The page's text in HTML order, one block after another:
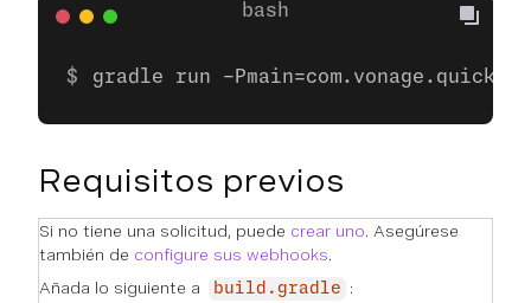
gradle run -
Requisitos previos
Si no tiene una solicitud, puede crear uno. Asegúrese
también de configure sus webhooks.
Añada lo siguiente a
build.gradle :